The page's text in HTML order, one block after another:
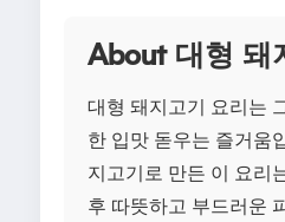
About 대형 돼
대형 돼지고기 요리는
한 입맛 돋우는 즐거움
지고기로 만든 이 요리
후 따뜻하고 부드러운